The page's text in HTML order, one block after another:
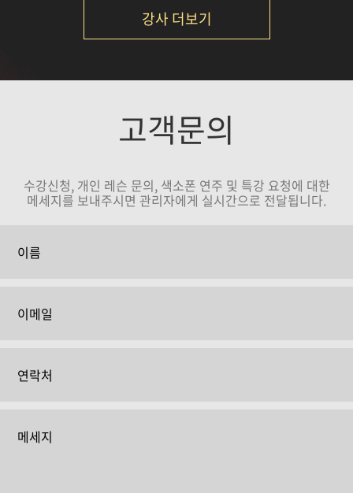
강사 더보기
고객문의
수강신청, 개인 레슨 문의, 색소폰 연주 및 특강 요청에 대한
메세지를 보내주시면 관리자에게 실시간으로 전달됩니다.